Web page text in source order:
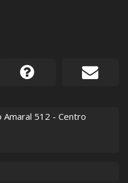
Amaral 512 - Centro